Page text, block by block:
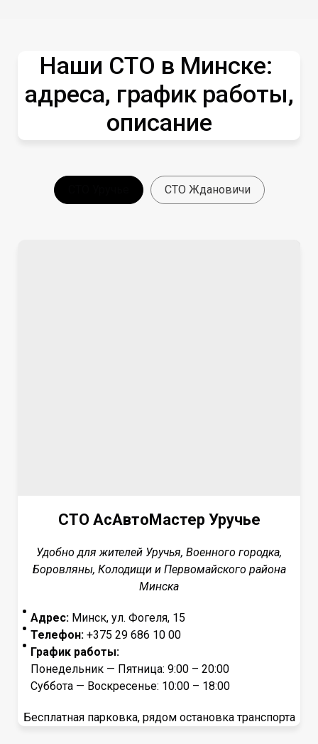
Наши СТО в Минске:
адреса, график работы,
описание
СТО Ждановичи
СТО АсАвтоМастер Уручье
Удобно для жителей Уручья, Военного городка,
Боровляны, Колодищи и Первомайского района
Минска
Адрес: Минск, ул. Фогеля, 15
Телефон: +375 29 686 10 00
График работы:
Понедельник — Пятница: 9:00 – 20:00
Суббота — Воскресенье: 10:00 – 18:00
Бесплатная парковка, рядом остановка транспорта